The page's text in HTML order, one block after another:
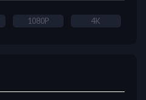
1080P 4K